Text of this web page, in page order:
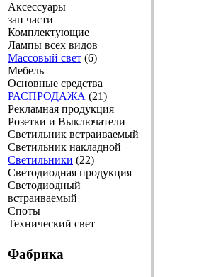
Аксессуары
зап части
Комплектующие
Лампы всех видов
Массовый свет (6)
Мебель
Основные средства
РАСПРОДАЖА (21)
Рекламная продукция
Розетки и Выключатели
Светильник встраиваемый
Светильник накладной
Светильники (22)
Светодиодная продукция
Светодиодный
встраиваемый
Споты
Технический свет
Фабрика